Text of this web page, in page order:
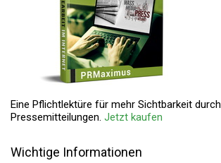
Eine Pflichtlektüre für mehr Sichtbarkeit durch
Pressemitteilungen. Jetzt kaufen
Wichtige Informationen